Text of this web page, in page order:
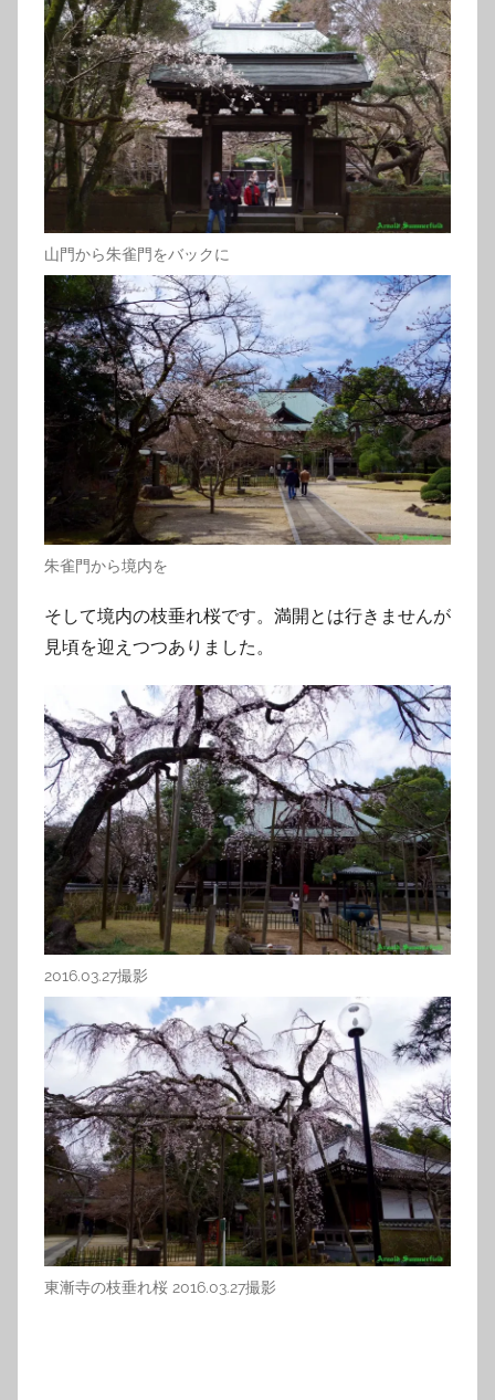
山門から朱雀門をバックに
朱雀門から境内を
そして境内の枝垂れ桜です。満開とは行きませんが
見頃を迎えつつありました。
2016.03.27撮影
東漸寺の枝垂れ桜 2016.03.27撮影